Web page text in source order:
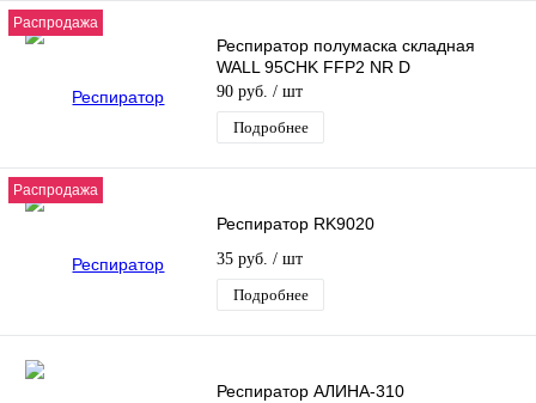
Распродажа
Респиратор полумаска складная
WALL 95СHK FFP2 NR D
90 руб. / шт
Подробнее
Распродажа
Респиратор RK9020
35 руб. / шт
Подробнее
Респиратор АЛИНА-310